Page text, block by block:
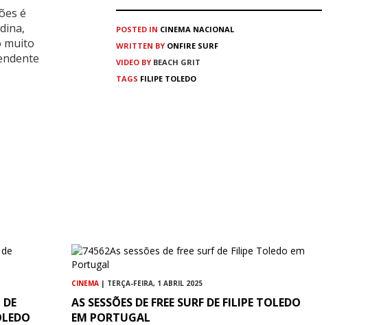
é
muito
POSTED IN CINEMA NACIONAL
WRITTEN BY ONFIRE SURF
VIDEO BY BEACH GRIT
TAGS FILIPE TOLEDO
CINEMA | TERÇA-FEIRA, 1 ABRIL 2025
AS SESSÕES DE FREE SURF DE FILIPE TOLEDO
EM PORTUGAL